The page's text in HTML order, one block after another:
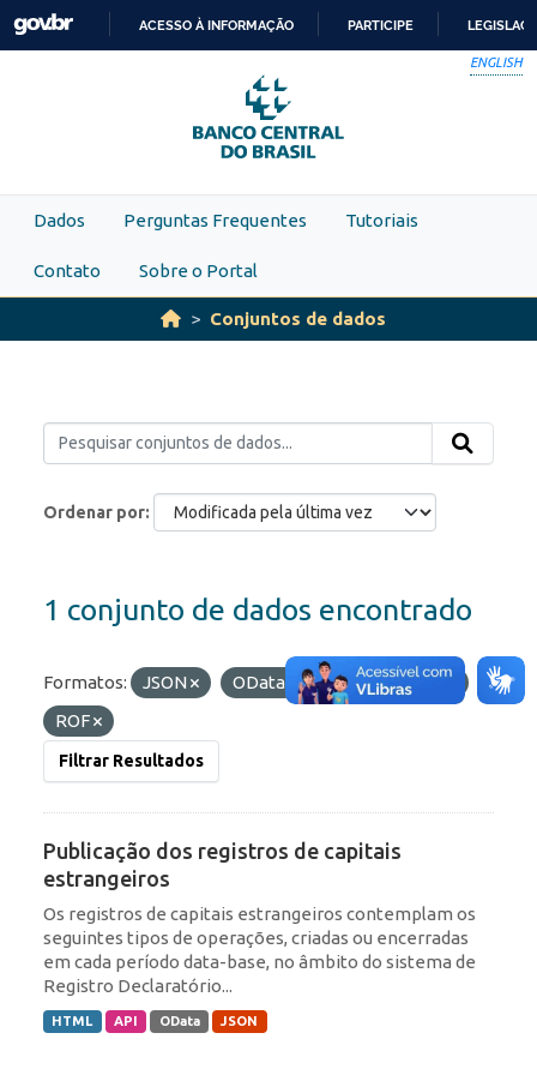
Skip to main content
PARA
O
CONTEÚDO
ACESSO À INFORMAÇÃO PARTICIPE
ENGLISH
Dados Perguntas Frequentes Tutoriais
Contato Sobre o Portal
Conjuntos de dados
Ordenar por
1 conjunto de dados encontrado
Formatos: JSON OData Etiquetas:
IED
ROF
Filtrar Resultados
Publicação dos registros de capitais
estrangeiros
Os registros de capitais estrangeiros contemplam os
seguintes tipos de operações, criadas ou encerradas
em cada período data-base, no âmbito do sistema de
Registro Declaratório...
HTML API OData JSON